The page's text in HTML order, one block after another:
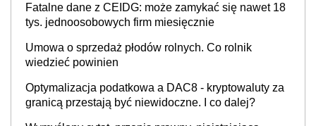
Fatalne dane z CEIDG: może zamykać się nawet 18
tys. jednoosobowych firm miesięcznie
Umowa o sprzedaż płodów rolnych. Co rolnik
wiedzieć powinien
Optymalizacja podatkowa a DAC8 - kryptowaluty za
granicą przestają być niewidoczne. I co dalej?